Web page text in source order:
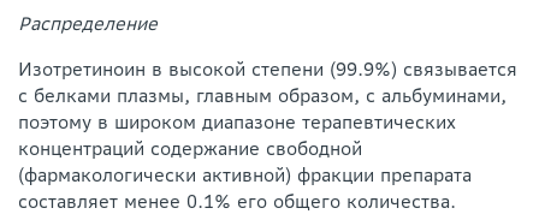
Распределение
Изотретиноин в высокой степени (99.9%) связывается
с белками плазмы, главным образом, с альбуминами,
поэтому в широком диапазоне терапевтических
концентраций содержание свободной
(фармакологически активной) фракции препарата
составляет менее 0.1% его общего количества.